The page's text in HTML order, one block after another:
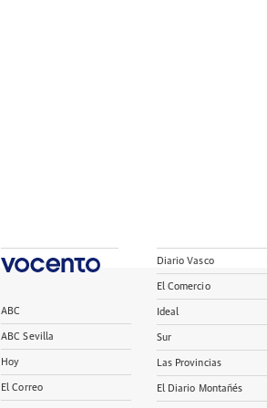
ABC
ABC Sevilla
Hoy
El Correo
Diario Vasco
El Comercio
Ideal
Sur
Las Provincias
El Diario Montañés